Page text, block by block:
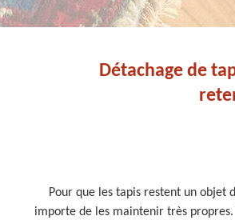
Détachage de
Pour que les tapis restent un
importe de les maintenir très